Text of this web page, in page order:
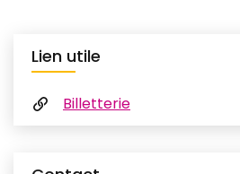
Lien utile
Billetterie